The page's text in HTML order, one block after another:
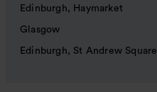
Edinburgh, Haymarket
Glasgow
Edinburgh, St Andrew Square